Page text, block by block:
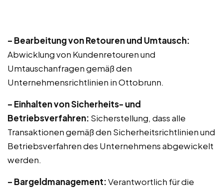
– Bearbeitung von Retouren und Umtausch:
Abwicklung von Kundenretouren und
Umtauschanfragen gemäß den
Unternehmensrichtlinien in Ottobrunn.
– Einhalten von Sicherheits- und
Betriebsverfahren: Sicherstellung, dass alle
Transaktionen gemäß den Sicherheitsrichtlinien und
Betriebsverfahren des Unternehmens abgewickelt
werden.
– Bargeldmanagement:Verantwortlich für die